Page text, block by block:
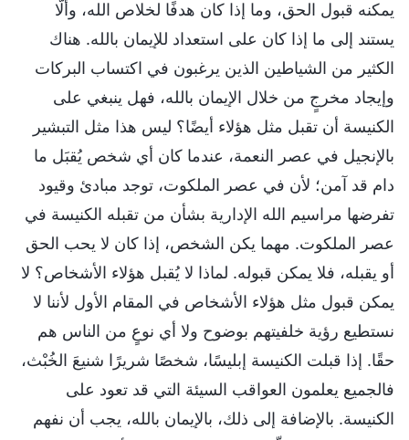
يمكنه قبول الحق، وما إذا كان هدفًا لخلاص الله، وألّا
يستند إلى ما إذا كان على استعداد للإيمان بالله. هناك
الكثير من الشياطين الذين يرغبون في اكتساب البركات
وإيجاد مخرجٍ من خلال الإيمان بالله، فهل ينبغي على
الكنيسة أن تقبل مثل هؤلاء أيضًا؟ ليس هذا مثل التبشير
بالإنجيل في عصر النعمة، عندما كان أي شخص يُقبَل ما
دام قد آمن؛ لأن في عصر الملكوت، توجد مبادئ وقيود
تفرضها مراسيم الله الإدارية بشأن من تقبله الكنيسة في
عصر الملكوت. مهما يكن الشخص، إذا كان لا يحب الحق
أو يقبله، فلا يمكن قبوله. لماذا لا يُقبل هؤلاء الأشخاص؟ لا
يمكن قبول مثل هؤلاء الأشخاص في المقام الأول لأننا لا
نستطيع رؤية خلفيتهم بوضوح ولا أي نوعٍ من الناس هم
حقًا. إذا قبلت الكنيسة إبليسًا، شخصًا شريرًا شنيعَ الخُبْث،
فالجميع يعلمون العواقب السيئة التي قد تعود على
الكنيسة. بالإضافة إلى ذلك، بالإيمان بالله، يجب أن نفهم